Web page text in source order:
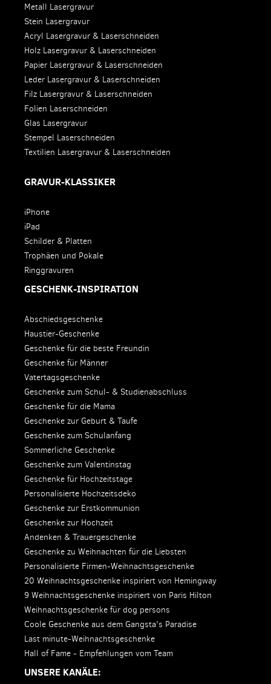
Metall Lasergravur
Stein Lasergravur
Acryl Lasergravur & Laserschneiden
Holz Lasergravur & Laserschneiden
Papier Lasergravur & Laserschneiden
Leder Lasergravur & Laserschneiden
Filz Lasergravur & Laserschneiden
Folien Laserschneiden
Glas Lasergravur
Stempel Laserschneiden
Textilien Lasergravur & Laserschneiden
GRAVUR-KLASSIKER
iPhone
iPad
Schilder & Platten
Trophäen und Pokale
Ringgravuren
GESCHENK-INSPIRATION
Abschiedsgeschenke
Haustier-Geschenke
Geschenke für die beste Freundin
Geschenke für Männer
Vatertagsgeschenke
Geschenke zum Schul- & Studienabschluss
Geschenke für die Mama
Geschenke zur Geburt & Taufe
Geschenke zum Schulanfang
Sommerliche Geschenke
Geschenke zum Valentinstag
Geschenke für Hochzeitstage
Personalisierte Hochzeitsdeko
Geschenke zur Erstkommunion
Geschenke zur Hochzeit
Andenken & Trauergeschenke
Geschenke zu Weihnachten für die Liebsten
Personalisierte Firmen-Weihnachtsgeschenke
20 Weihnachtsgeschenke inspiriert von Hemingway
9 Weihnachtsgeschenke inspiriert von Paris Hilton
Weihnachtsgeschenke für dog persons
Coole Geschenke aus dem Gangsta's Paradise
Last minute-Weihnachtsgeschenke
Hall of Fame - Empfehlungen vom Team
UNSERE KANÄLE: